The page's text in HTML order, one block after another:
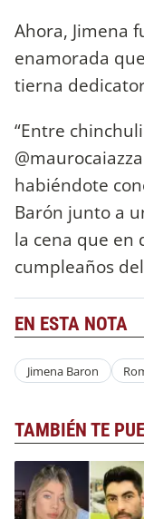
Ahora, Jimena
enamorada
tierna
“Entre
habiéndote
Barón junto a
la cena que en
cumpleaños
EN ESTA NOTA
Jimena Baron
TAMBIÉN TE